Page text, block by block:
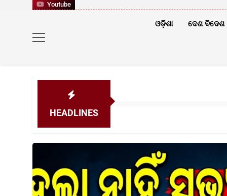
Youtube
ଓଡ଼ିଶା ଦେଶ ବିଦେଶ
HEADLINES